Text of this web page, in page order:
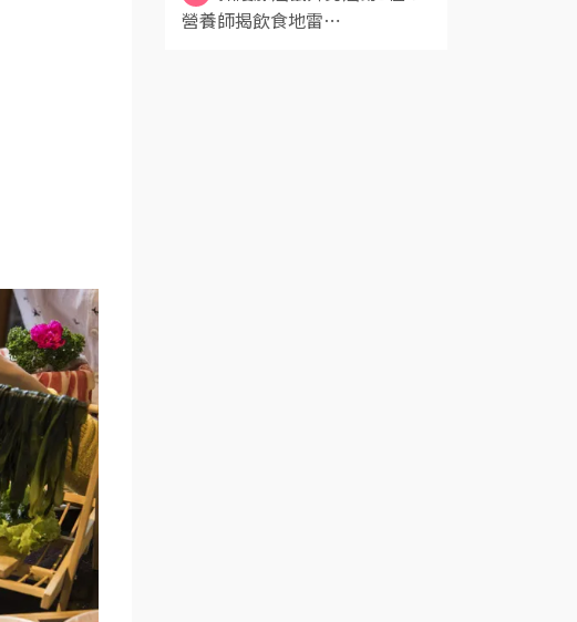
營養師揭飲食地雷⋯